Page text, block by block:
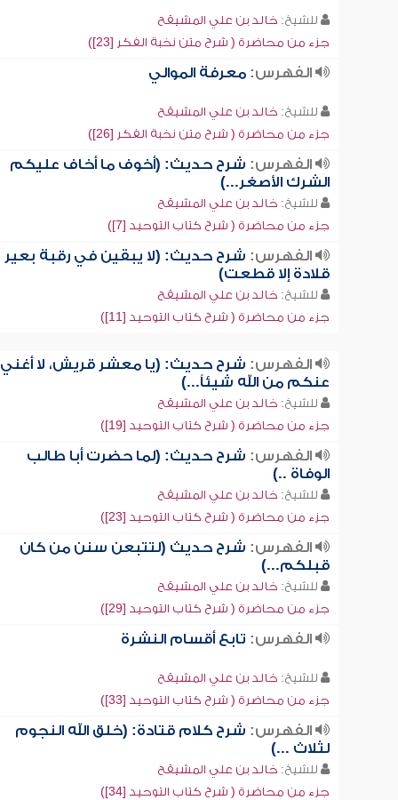
للشيخ: خالد بن علي المشيقح
جزء من محاضرة ( شرح متن نخبة الفكر [23])
الفهرس:معرفة الموالي
للشيخ: خالد بن علي المشيقح
جزء من محاضرة ( شرح متن نخبة الفكر [26])
الفهرس: شرح حديث: (أخوف ما أخاف عليكم
الشرك الأصغر...)
للشيخ: خالد بن علي المشيقح
جزء من محاضرة ( شرح كتاب التوحيد [7])
الفهرس: شرح حديث: (لا يبقين في رقبة بعير
قلادة إلا قطعت)
للشيخ: خالد بن علي المشيقح
جزء من محاضرة ( شرح كتاب التوحيد [11])
الفهرس: شرح حديث: (يا معشر قريش، لا أغني
عنكم من الله شيئاً...)
للشيخ: خالد بن علي المشيقح
جزء من محاضرة ( شرح كتاب التوحيد [19])
الفهرس: شرح حديث: (لما حضرت أبا طالب
الوفاة ..)
للشيخ: خالد بن علي المشيقح
جزء من محاضرة ( شرح كتاب التوحيد [23])
الفهرس: شرح حديث (لتتبعن سنن من كان
قبلكم...)
للشيخ: خالد بن علي المشيقح
جزء من محاضرة ( شرح كتاب التوحيد [29])
الفهرس: تابع أقسام النشرة
للشيخ: خالد بن علي المشيقح
جزء من محاضرة ( شرح كتاب التوحيد [33])
الفهرس: شرح كلام قتادة: (خلق الله النجوم
لثلاث ...)
للشيخ: خالد بن علي المشيقح
جزء من محاضرة ( شرح كتاب التوحيد [34])